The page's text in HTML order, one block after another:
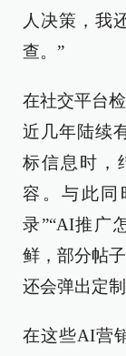
人决策，我
查。”
在社交平台
近几年陆续
标信息时，
容。与此同
录”“AI推广
鲜，部分帖
还会弹出定
在这些AI营